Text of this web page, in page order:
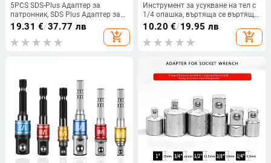
5PCS SDS-Plus Адаптер за
патронник, SDS Plus Адаптер за
накрайници към 1/4 инча 6,35
mm шестостенна муфа, стоманен
държач за свредла, Свредла
19.31 €/37.77 лв
add_shopping_cart
Инструмент за усукване на тел с
1/4 опашка, въртяща се въртяща
се тел, конекторни гнезда,
Електрически инструменти за
усукване на тел за винтоверти за
10.20 €/19.95 лв
add_shopping_cart